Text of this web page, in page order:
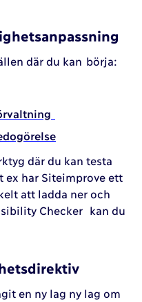
där du kan börja:
där du kan testa
ex har Siteimprove ett
att ladda ner och
Checker kan du
en ny lag ny lag om